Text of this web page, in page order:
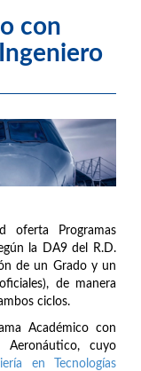
con
oferta Programas
la DA9 del R.D.
de un Grado y un
de manera
ciclos.
Académico con
Aeronáutico, cuyo
en Tecnologías